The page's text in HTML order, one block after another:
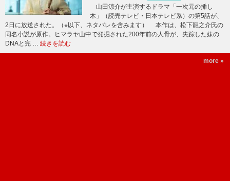
山田涼介が主演するドラマ「一次元の挿し
木」（読売テレビ・日本テレビ系）の第5話が、
2日に放送された。（※以下、ネタバレを含みます） 本作は、松下龍之介氏の
同名小説が原作。ヒマラヤ山中で発掘された200年前の人骨が、失踪した妹の
DNAと完 … 続きを読む
more »